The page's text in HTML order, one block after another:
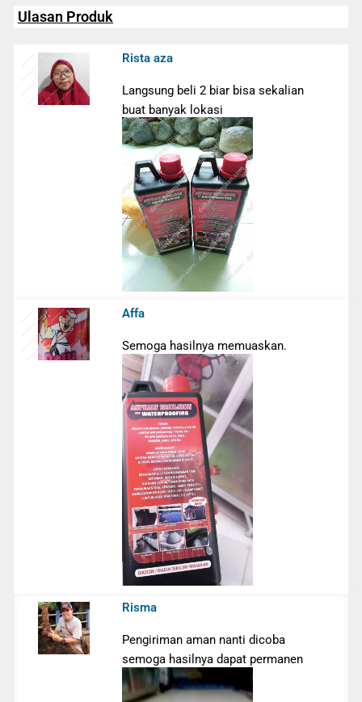
Ulasan Produk
Rista aza
Langsung beli 2 biar bisa sekalian
buat banyak lokasi
Affa
Semoga hasilnya memuaskan.
Risma
Pengiriman aman nanti dicoba
semoga hasilnya dapat permanen